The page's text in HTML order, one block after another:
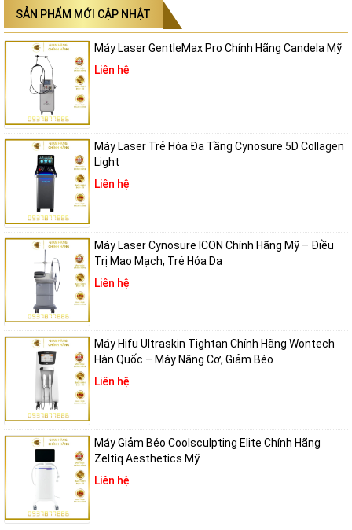
SẢN PHẨM MỚI CẬP NHẬT
Máy Laser GentleMax Pro Chính Hãng Candela Mỹ
Liên hệ
Máy Laser Trẻ Hóa Đa Tầng Cynosure 5D Collagen
Light
Liên hệ
Máy Laser Cynosure ICON Chính Hãng Mỹ – Điều
Trị Mao Mạch, Trẻ Hóa Da
Liên hệ
Máy Hifu Ultraskin Tightan Chính Hãng Wontech
Hàn Quốc – Máy Nâng Cơ, Giảm Béo
Liên hệ
Máy Giảm Béo Coolsculpting Elite Chính Hãng
Zeltiq Aesthetics Mỹ
Liên hệ